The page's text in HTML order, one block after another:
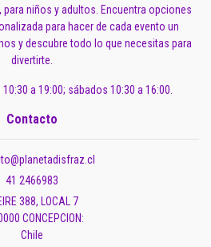
niños y adultos. Encuentra opciones
para hacer de cada evento un
y descubre todo lo que necesitas para
divertirte.
a 19:00; sábados 10:30 a 16:00.
Contacto
41 2466983
388, LOCAL 7
CONCEPCION:
Chile